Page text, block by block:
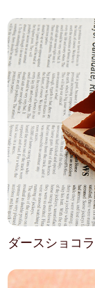
ダースショコ